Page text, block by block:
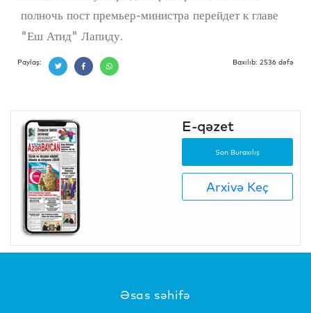
полночь пост премьер-министра перейдет к главе
"Еш Атид" Лапиду.
Paylaş: Baxılıb: 2536 dəfə
E-qəzet
Son Buraxılış
Arxivə Keç
Əsas səhifə